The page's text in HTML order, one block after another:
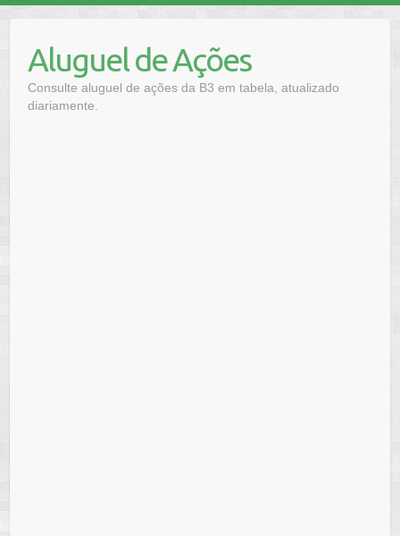
contentAluguel de Ações
Consulte aluguel de ações da B3 em tabela, atualizado
diariamente.